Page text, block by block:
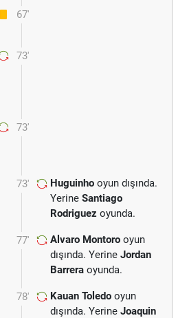
67'
73'
73'
73' Huguinho oyun dışında.
Yerine Santiago
Rodriguez oyunda.
77' Alvaro Montoro oyun
dışında. Yerine Jordan
Barrera oyunda.
78' Kauan Toledo oyun
dışında. Yerine Joaquin